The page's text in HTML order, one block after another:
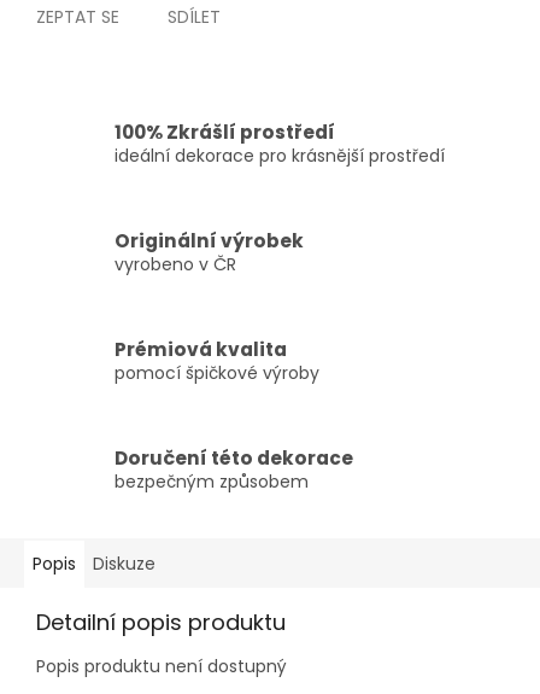
ZEPTAT SE SDÍLET
100% Zkrášlí prostředí
ideální dekorace pro krásnější prostředí
Originální výrobek
vyrobeno v ČR
Prémiová kvalita
pomocí špičkové výroby
Doručení této dekorace
bezpečným způsobem
Popis Diskuze
Detailní popis produktu
Popis produktu není dostupný